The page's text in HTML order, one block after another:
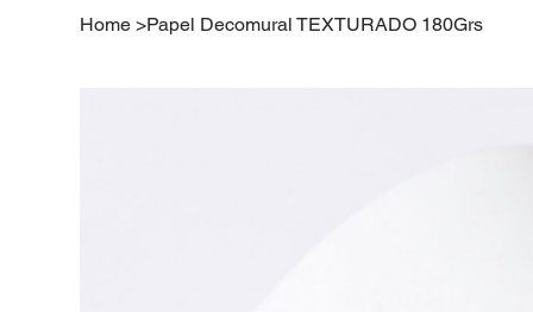
Home >Papel Decomural TEXTURADO 180Grs